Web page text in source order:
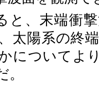
と、末端衝
太陽系の終
についてよ